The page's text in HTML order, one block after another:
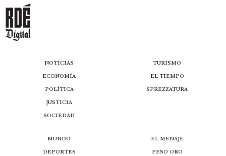
NOTICIAS
ECONOMÍA
POLÍTICA
JUSTICIA
SOCIEDAD
TURISMO
EL TIEMPO
SPREZZATURA
MUNDO
DEPORTES
EL MENAJE
PESO ORO